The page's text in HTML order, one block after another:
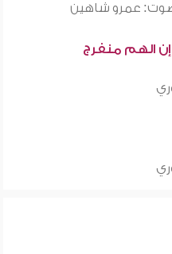
عمرو شاهين
الهم منفرج